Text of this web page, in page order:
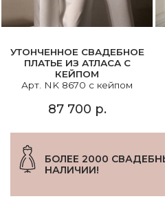
УТОНЧЕННОЕ СВАДЕБНОЕ
ПЛАТЬЕ ИЗ АТЛАСА С
КЕЙПОМ
Арт. NK 8670 с кейпом
87 700 р.
БОЛЕЕ 2000
НАЛИЧИИ!